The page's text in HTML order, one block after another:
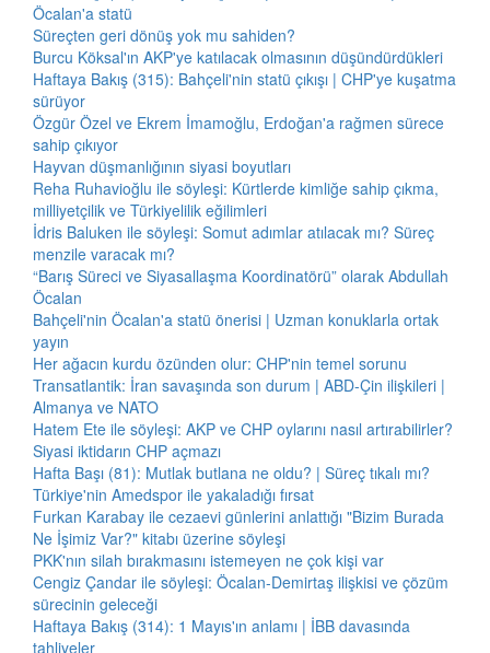
Öcalan'a statü
Süreçten geri dönüş yok mu sahiden?
Burcu Köksal'ın AKP'ye katılacak olmasının düşündürdükleri
Haftaya Bakış (315): Bahçeli'nin statü çıkışı | CHP'ye kuşatma
sürüyor
Özgür Özel ve Ekrem İmamoğlu, Erdoğan'a rağmen sürece
sahip çıkıyor
Hayvan düşmanlığının siyasi boyutları
Reha Ruhavioğlu ile söyleşi: Kürtlerde kimliğe sahip çıkma,
milliyetçilik ve Türkiyelilik eğilimleri
İdris Baluken ile söyleşi: Somut adımlar atılacak mı? Süreç
menzile varacak mı?
“Barış Süreci ve Siyasallaşma Koordinatörü” olarak Abdullah
Öcalan
Bahçeli'nin Öcalan'a statü önerisi | Uzman konuklarla ortak
yayın
Her ağacın kurdu özünden olur: CHP'nin temel sorunu
Transatlantik: İran savaşında son durum | ABD-Çin ilişkileri |
Almanya ve NATO
Hatem Ete ile söyleşi: AKP ve CHP oylarını nasıl artırabilirler?
Siyasi iktidarın CHP açmazı
Hafta Başı (81): Mutlak butlana ne oldu? | Süreç tıkalı mı?
Türkiye'nin Amedspor ile yakaladığı fırsat
Furkan Karabay ile cezaevi günlerini anlattığı "Bizim Burada
Ne İşimiz Var?" kitabı üzerine söyleşi
PKK'nın silah bırakmasını istemeyen ne çok kişi var
Cengiz Çandar ile söyleşi: Öcalan-Demirtaş ilişkisi ve çözüm
sürecinin geleceği
Haftaya Bakış (314): 1 Mayıs'ın anlamı | İBB davasında
tahliyeler